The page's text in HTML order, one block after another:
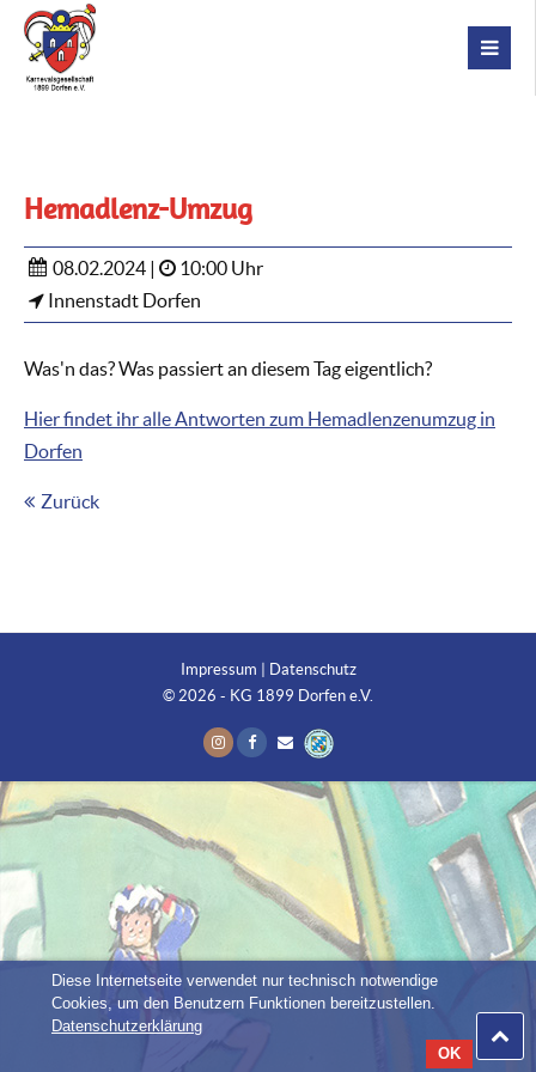
Hemadlenz-Umzug
08.02.2024 |
10:00 Uhr
Innenstadt Dorfen
Was'n das? Was passiert an diesem Tag eigentlich?
Hier findet ihr alle Antworten zum Hemadlenzenumzug in
Dorfen
Zurück
Impressum
Datenschutz
© 2026 - KG 1899 Dorfen e.V.
Diese Internetseite verwendet nur technisch notwendige
Cookies, um den Benutzern Funktionen bereitzustellen.
Datenschutzerklärung
OK